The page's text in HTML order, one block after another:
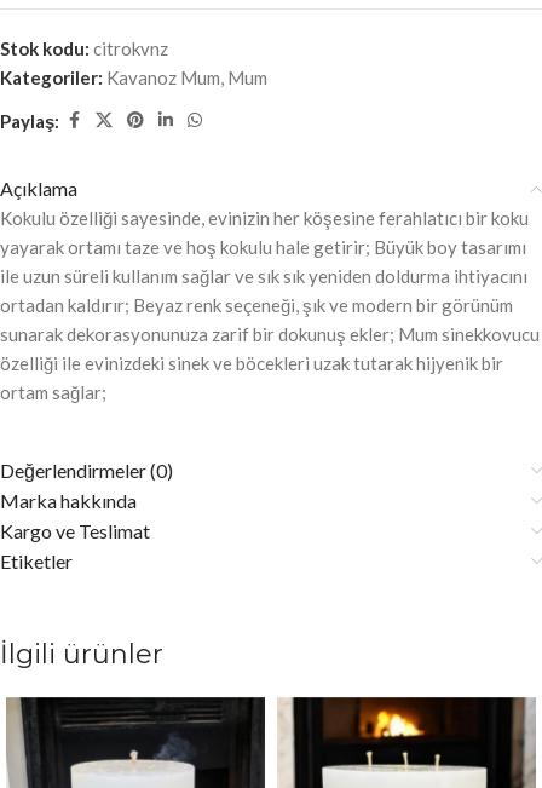
Stok kodu: citrokvnz
Kategoriler: Kavanoz Mum, Mum
Paylaş:
Açıklama
Kokulu özelliği sayesinde, evinizin her köşesine ferahlatıcı bir koku
yayarak ortamı taze ve hoş kokulu hale getirir; Büyük boy tasarımı
ile uzun süreli kullanım sağlar ve sık sık yeniden doldurma ihtiyacını
ortadan kaldırır; Beyaz renk seçeneği, şık ve modern bir görünüm
sunarak dekorasyonunuza zarif bir dokunuş ekler; Mum sinekkovucu
özelliği ile evinizdeki sinek ve böcekleri uzak tutarak hijyenik bir
ortam sağlar;
Değerlendirmeler (0)
Marka hakkında
Kargo ve Teslimat
Etiketler
İlgili ürünler